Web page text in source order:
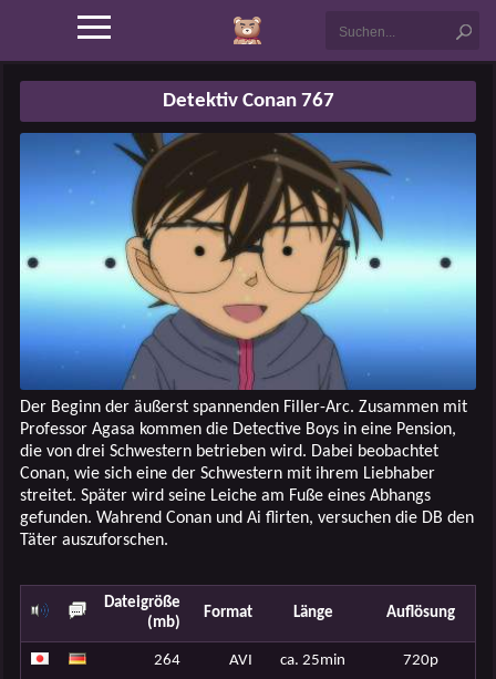
Detektiv Conan 767
Der Beginn der äußerst spannenden Filler-Arc. Zusammen mit
Professor Agasa kommen die Detective Boys in eine Pension,
die von drei Schwestern betrieben wird. Dabei beobachtet
Conan, wie sich eine der Schwestern mit ihrem Liebhaber
streitet. Später wird seine Leiche am Fuße eines Abhangs
gefunden. Wahrend Conan und Ai flirten, versuchen die DB den
Täter auszuforschen.
Dateigröße
(mb)
Format Länge Auflösung
264 AVI ca. 25min 720p